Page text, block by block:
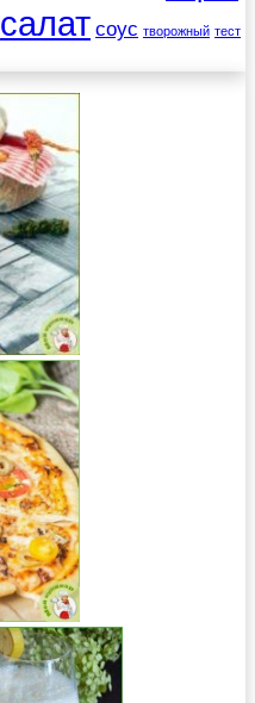
салат соус творожный тест